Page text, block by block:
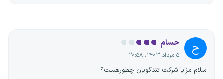
ح حسام
۵ مرداد ۱۴۰۳، ۲۰:۵۸
سلام مزایا شرکت تندگویان چطورهست؟